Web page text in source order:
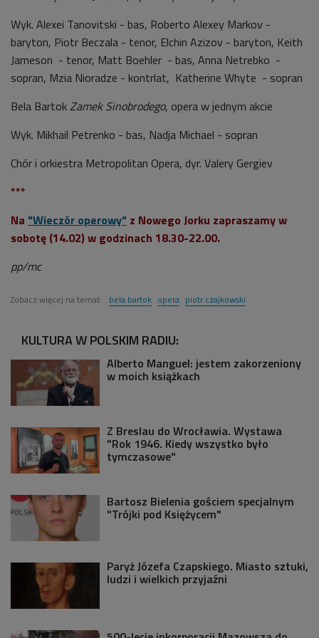
Wyk. Alexei Tanovitski - bas, Roberto Alexey Markov -
baryton, Piotr Beczala - tenor, Elchin Azizov - baryton, Keith
Jameson - tenor, Matt Boehler - bas, Anna Netrebko -
sopran, Mzia Nioradze - kontrlat, Katherine Whyte - sopran
Bela Bartok Zamek Sinobrodego, opera w jednym akcie
Wyk. Mikhail Petrenko - bas, Nadja Michael - sopran
Chór i orkiestra Metropolitan Opera, dyr. Valery Gergiev
***
Na "Wieczór operowy" z Nowego Jorku zapraszamy w
sobotę (14.02) w godzinach 18.30-22.00.
pp/mc
Zobacz więcej na temat: bela bartok opera piotr czajkowski
KULTURA W POLSKIM RADIU:
Alberto Manguel: jestem zakorzeniony
w moich książkach
Z Breslau do Wrocławia. Wystawa
"Rok 1946. Kiedy wszystko było
tymczasowe"
Bartosz Bielenia gościem specjalnym
"Trójki pod Księżycem"
Paryż Józefa Czapskiego. Miasto sztuki,
ludzi i wielkich przyjaźni